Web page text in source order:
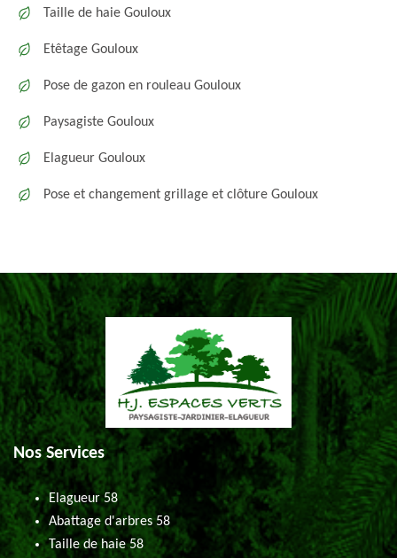
Taille de haie Gouloux
Etêtage Gouloux
Pose de gazon en rouleau Gouloux
Paysagiste Gouloux
Elagueur Gouloux
Pose et changement grillage et clôture Gouloux
Nos Services
Elagueur 58
Abattage d'arbres 58
Taille de haie 58